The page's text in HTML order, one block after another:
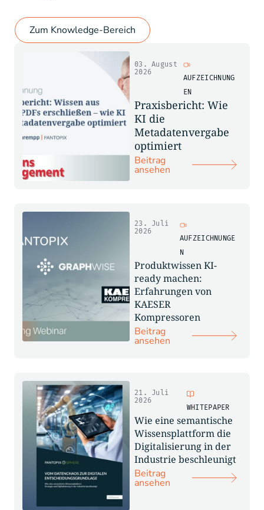
Zum Knowledge-Bereich
AUFZEICHNUNG
EN
03. August
2026
Praxisbericht: Wie
KI die
Metadatenvergabe
optimiert
Beitrag
ansehen
AUFZEICHNUNGE
N
23. Juli
2026
Produktwissen KI-
ready machen:
Erfahrungen von
KAESER
Kompressoren
Beitrag
ansehen
WHITEPAPER
21. Juli
2026
Wie eine semantische
Wissensplattform die
Digitalisierung in der
Industrie beschleunigt
Beitrag
ansehen